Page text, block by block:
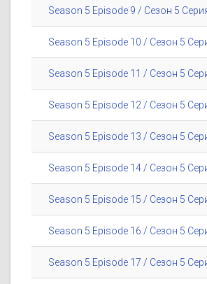
Season 5 Episode 9 / Сезон 5
Season 5 Episode 10 / Сезон 5
Season 5 Episode 11 / Сезон 5
Season 5 Episode 12 / Сезон 5
Season 5 Episode 13 / Сезон 5
Season 5 Episode 14 / Сезон 5
Season 5 Episode 15 / Сезон 5
Season 5 Episode 16 / Сезон 5
Season 5 Episode 17 / Сезон 5